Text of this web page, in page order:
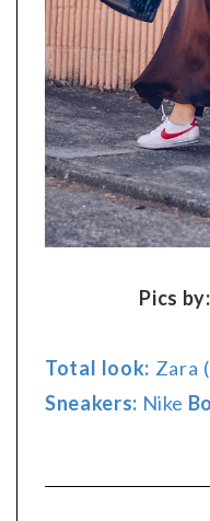
Pics
Total look: Zara
Sneakers: Nike